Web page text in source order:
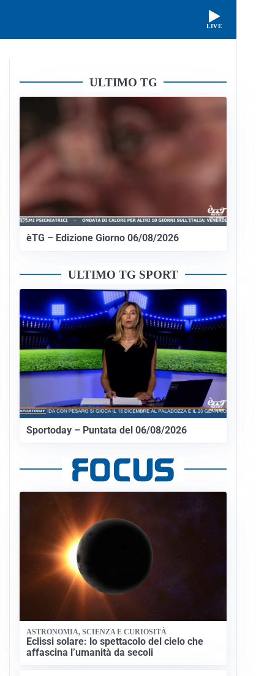
LIVE
ULTIMO TG
èTG – Edizione Giorno 06/08/2026
ULTIMO TG SPORT
Sportoday – Puntata del 06/08/2026
ASTRONOMIA, SCIENZA E CURIOSITÀ
Eclissi solare: lo spettacolo del cielo che
affascina l’umanità da secoli